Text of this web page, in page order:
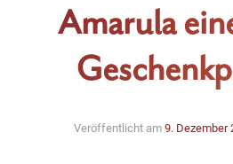
Amarula
Veröffentlicht am 9. Dezember